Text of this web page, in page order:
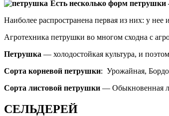
Есть несколько форм
Наиболее распространена первая из них: у
Агротехника петрушки во многом сходна с
Петрушка — холодостойкая культура, и
Сорта корневой петрушки: Урожайная,
Сорта листовой петрушки — Обыкновенная
СЕЛЬДЕРЕЙ